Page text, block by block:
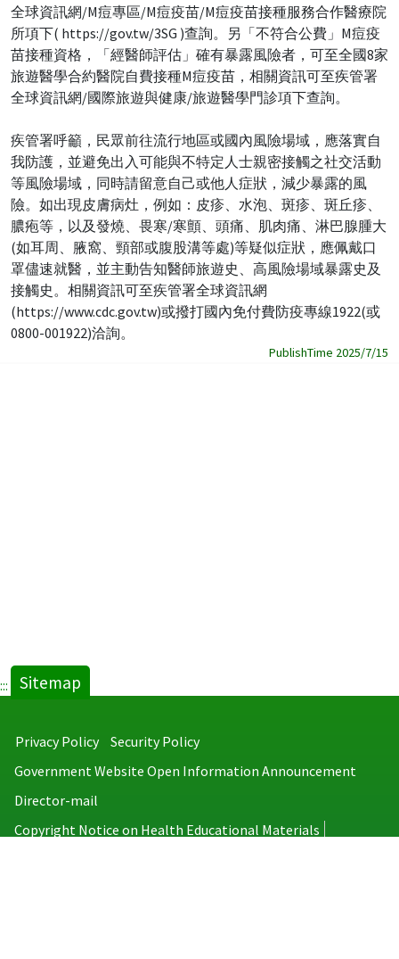
全球資訊網/M痘專區/M痘疫苗/M痘疫苗接種服務合作醫療院
所項下( https://gov.tw/3SG )查詢。另「不符合公費」M痘疫
苗接種資格，「經醫師評估」確有暴露風險者，可至全國8家
旅遊醫學合約醫院自費接種M痘疫苗，相關資訊可至疾管署
全球資訊網/國際旅遊與健康/旅遊醫學門診項下查詢。
疾管署呼籲，民眾前往流行地區或國內風險場域，應落實自
我防護，並避免出入可能與不特定人士親密接觸之社交活動
等風險場域，同時請留意自己或他人症狀，減少暴露的風
險。如出現皮膚病灶，例如：皮疹、水泡、斑疹、斑丘疹、
膿疱等，以及發燒、畏寒/寒顫、頭痛、肌肉痛、淋巴腺腫大
(如耳周、腋窩、頸部或腹股溝等處)等疑似症狀，應佩戴口
罩儘速就醫，並主動告知醫師旅遊史、高風險場域暴露史及
接觸史。相關資訊可至疾管署全球資訊網
(https://www.cdc.gov.tw)或撥打國內免付費防疫專線1922(或
0800-001922)洽詢。
PublishTime 2025/7/15
::: Sitemap
Privacy Policy
Security Policy
Government Website Open Information Announcement
Director-mail
Copyright Notice on Health Educational Materials